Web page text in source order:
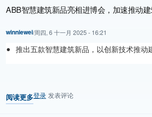
ABB智慧建筑新品亮相进博会，加速推动
winniewei/周四, 6 十一月 2025 - 16:21
推出五款智慧建筑新品，以创新技术推动
阅读更多
关于 ABB智慧建筑新品亮相进博会，加速推动建
登录 发表评论